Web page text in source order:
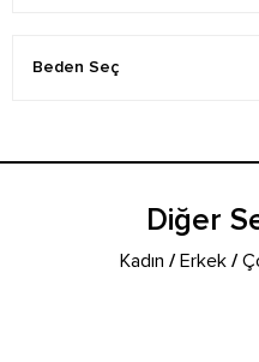
Diğer
Kadın /Erkek /